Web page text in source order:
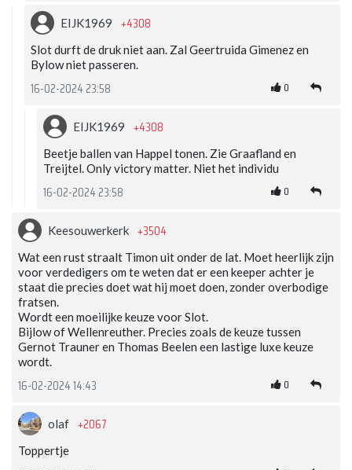
EIJK1969 +4308
Slot durft de druk niet aan. Zal Geertruida Gimenez en
Bylow niet passeren.
16-02-2024 23:58 0
EIJK1969 +4308
Beetje ballen van Happel tonen. Zie Graafland en
Treijtel. Only victory matter. Niet het individu
16-02-2024 23:58 0
Keesouwerkerk +3504
Wat een rust straalt Timon uit onder de lat. Moet heerlijk zijn
voor verdedigers om te weten dat er een keeper achter je
staat die precies doet wat hij moet doen, zonder overbodige
fratsen.
Wordt een moeilijke keuze voor Slot.
Bijlow of Wellenreuther. Precies zoals de keuze tussen
Gernot Trauner en Thomas Beelen een lastige luxe keuze
wordt.
16-02-2024 14:43 0
olaf +2067
Toppertje